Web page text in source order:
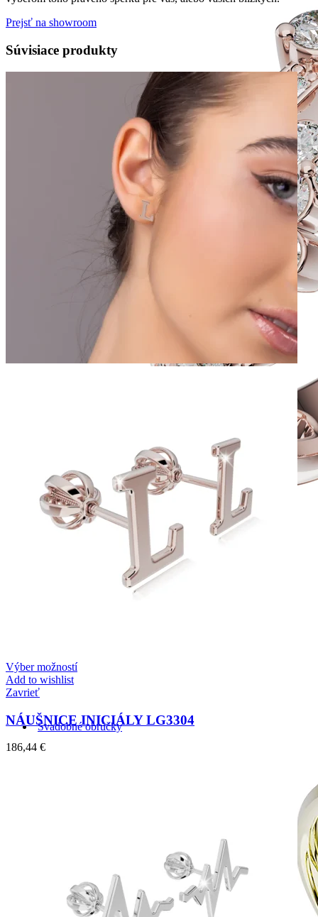
Svadobné obrúčky
Prejsť na showroom
Súvisiace produkty
Výber možností
Add to wishlist
Zavrieť
NÁUŠNICE INICIÁLY LG3304
186,44 €